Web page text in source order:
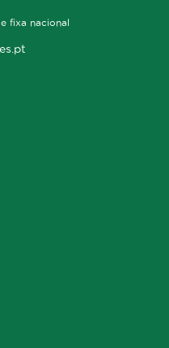
fixa nacional